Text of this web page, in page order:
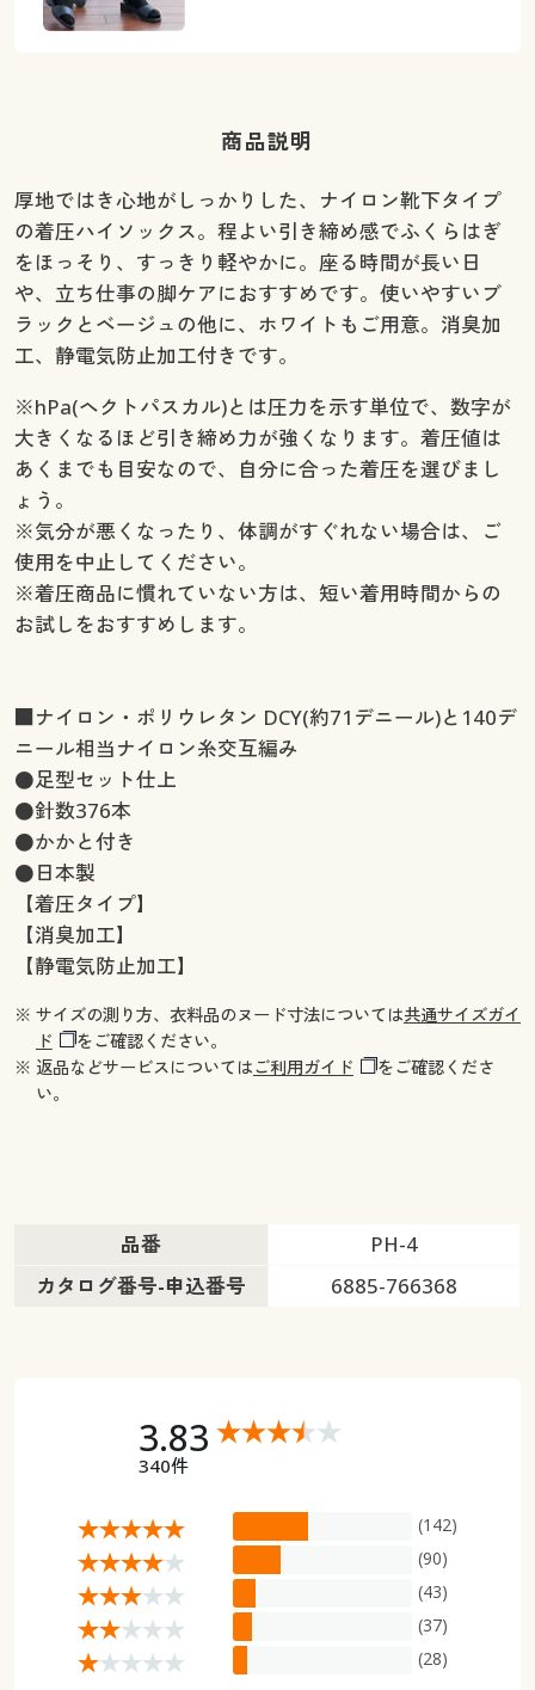
商品説明
厚地ではき心地がしっかりした、ナイロン靴下タイプ
の着圧ハイソックス。程よい引き締め感でふくらはぎ
をほっそり、すっきり軽やかに。座る時間が長い日
や、立ち仕事の脚ケアにおすすめです。使いやすいブ
ラックとベージュの他に、ホワイトもご用意。消臭加
工、静電気防止加工付きです。
※hPa(ヘクトパスカル)とは圧力を示す単位で、数字が
大きくなるほど引き締め力が強くなります。着圧値は
あくまでも目安なので、自分に合った着圧を選びまし
ょう。
※気分が悪くなったり、体調がすぐれない場合は、ご
使用を中止してください。
※着圧商品に慣れていない方は、短い着用時間からの
お試しをおすすめします。
■ナイロン・ポリウレタン DCY(約71デニール)と140デ
ニール相当ナイロン糸交互編み
●足型セット仕上
●針数376本
●かかと付き
●日本製
【着圧タイプ】
【消臭加工】
【静電気防止加工】
※ サイズの測り方、衣料品のヌード寸法については共通サイズガイ
ド
をご確認ください。
※ 返品などサービスについてはご利用ガイド
をご確認くださ
い。
品番
PH-4
カタログ番号-申込番号
6885-766368
3.83
340件
(142)
(90)
(43)
(37)
(28)